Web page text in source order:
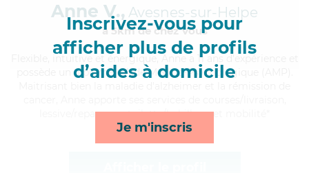
Inscrivez-vous pour
afficher plus de profils
d’aides à domicile
Je m'inscris
Anne V., Avesnes-sur-Helpe
à 5km de chez Vous
, intuitive et énergique, Anne a 11 ans d'expérience et
possède un diplôme d'Aide Médico-Psychologique (AMP).
lessive/repassage, toilette/habillage et mobilité*